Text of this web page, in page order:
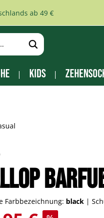
ab 49 €
Kids
Farbbezeichnung: black |